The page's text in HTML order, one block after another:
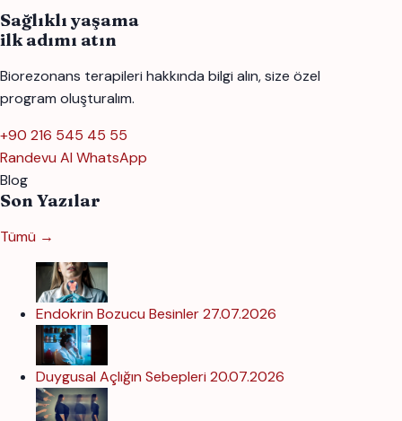
Sağlıklı yaşama
ilk adımı atın
Biorezonans terapileri hakkında bilgi alın, size özel
program oluşturalım.
+90 216 545 45 55
Randevu Al WhatsApp
Blog
Son Yazılar
Tümü →
Endokrin Bozucu Besinler27.07.2026
Duygusal Açlığın Sebepleri 20.07.2026